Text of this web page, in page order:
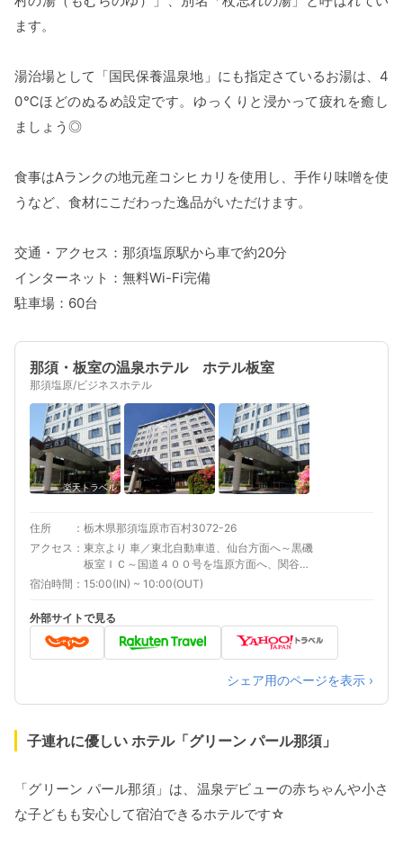
ます。
湯治場として「国民保養温泉地」にも指定さているお湯は、4
0℃ほどのぬるめ設定です。ゆっくりと浸かって疲れを癒し
ましょう◎
食事はAランクの地元産コシヒカリを使用し、手作り味噌を使
うなど、食材にこだわった逸品がいただけます。
交通・アクセス：那須塩原駅から車で約20分
インターネット：無料Wi-Fi完備
駐車場：60台
那須・板室の温泉ホテル ホテル板室
那須塩原/ビジネスホテル
楽天トラベル
住所
栃木県那須塩原市百村3072-26
アクセス
東京より 車／東北自動車道、仙台方面へ～黒磯
板室ＩＣ～国道４００号を塩原方面へ、関谷交
差点右折、戸田交差点左折 車以外／那須塩原駅
予約） 仙台より 車／東北自動車道、東京方面～
那須IC～那須街道を湯本方面へ広谷地交差点左
折、戸田交差点右折 車以外／ＪＲ黒磯駅からバ
スで約２５分 最寄り駅１ 黒磯 最寄り駅２ 那
須塩原 補足 車／ホテル裏側が駐車場となりま
宿泊時間 15:00(IN) ~ 10:00(OUT)
外部サイトで見る
シェア用のページを表示 ›
子連れに優しい ホテル「グリーン パール那須」
「グリーン パール那須」は、温泉デビューの赤ちゃんや小さ
な子どもも安心して宿泊できるホテルです☆